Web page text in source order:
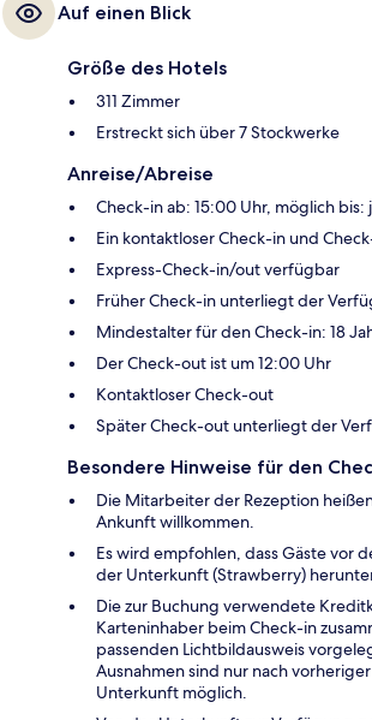
Auf einen Blick
Größe des Hotels
311 Zimmer
Erstreckt sich über 7 Stockwerke
Anreise/Abreise
Check-in ab: 15:00 Uhr, möglich bis:
Ein kontaktloser Check-in und
Express-Check-in/out verfügbar
Früher Check-in unterliegt der
Mindestalter für den Check-in: 18
Der Check-out ist um 12:00 Uhr
Kontaktloser Check-out
Später Check-out unterliegt der
Besondere Hinweise für den
Die Mitarbeiter der Rezeption
Ankunft willkommen.
Es wird empfohlen, dass Gäste vor
der Unterkunft (Strawberry)
Die zur Buchung verwendete
Karteninhaber beim Check-in
passenden Lichtbildausweis
Ausnahmen sind nur nach
Unterkunft möglich.